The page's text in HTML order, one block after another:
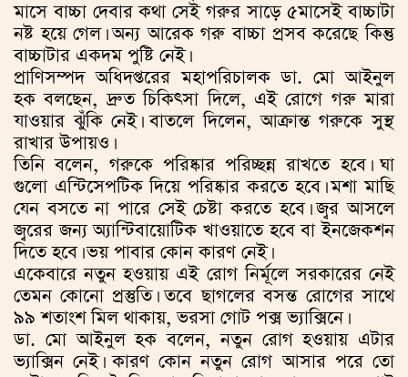
মাসে বাচ্চা দেবার কথা সেই গরুর সাড়ে ৫মাসেই বাচ্চাটা
নষ্ট হয়ে গেল। অন্য আরেক গরু বাচ্চা প্রসব করেছে কিন্তু
বাচ্চাটার একদম পুষ্টি নেই।
প্রাণিসম্পদ অধিদপ্তরের মহাপরিচালক ডা. মো আইনুল
হক বলছেন, দ্রুত চিকিৎসা দিলে, এই রোগে গরু মারা
যাওয়ার ঝুঁকি নেই। বাতলে দিলেন, আক্রান্ত গরুকে সুস্থ
রাখার উপায়ও।
তিনি বলেন, গরুকে পরিষ্কার পরিচ্ছন্ন রাখতে হবে। ঘা
গুলো এন্টিসেপটিক দিয়ে পরিষ্কার করতে হবে। মশা মাছি
যেন বসতে না পারে সেই চেষ্টা করতে হবে। জ্বর আসলে
জ্বরের জন্য অ্যান্টিবায়োটিক খাওয়াতে হবে বা ইনজেকশন
দিতে হবে। ভয় পাবার কোন কারণ নেই।
একেবারে নতুন হওয়ায় এই রোগ নির্মূলে সরকারের নেই
তেমন কোনো প্রস্তুতি। তবে ছাগলের বসন্ত রোগের সাথে
৯৯ শতাংশ মিল থাকায়, ভরসা গোট পক্স ভ্যাক্সিনে।
ডা. মো আইনুল হক বলেন, নতুন রোগ হওয়ায় এটার
ভ্যাক্সিন নেই। কারণ কোন নতুন রোগ আসার পরে তো